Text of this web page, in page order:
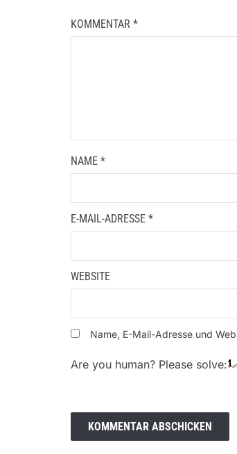
KOMMENTAR *
NAME *
E-MAIL-ADRESSE *
WEBSITE
Name, E-Mail-Adresse und
Are you human? Please solve: